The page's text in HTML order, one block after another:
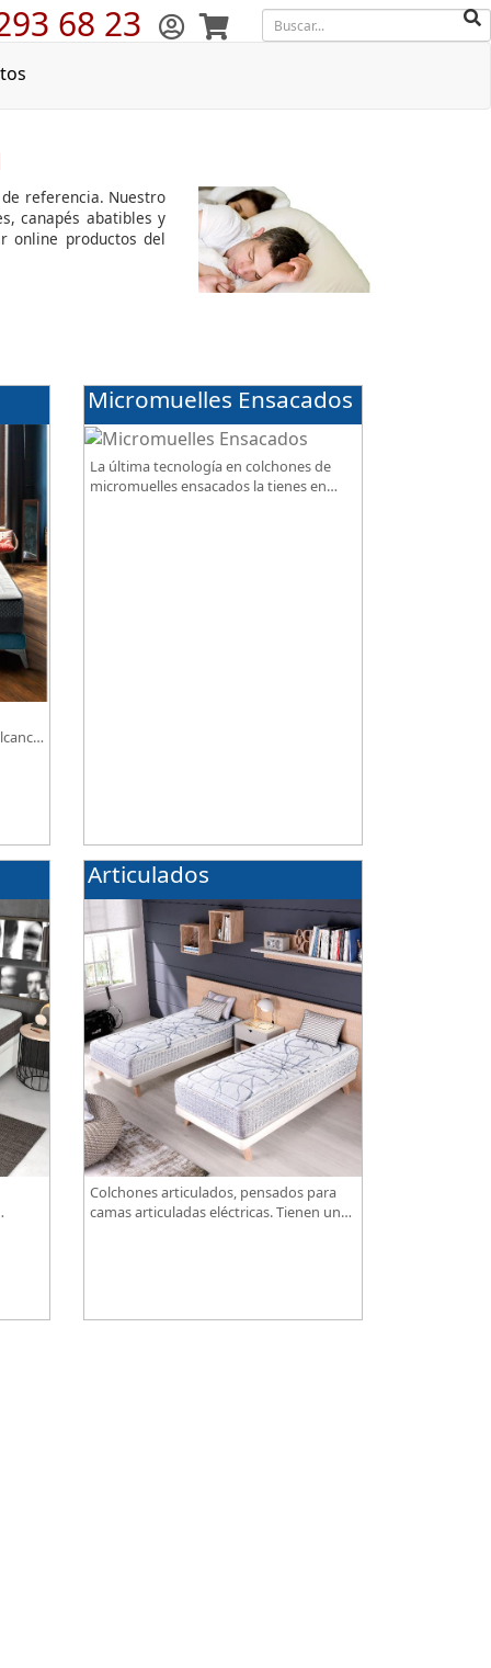
68 23
referencia. Nuestro
canapés abatibles y
online productos del
Micromuelles Ensacados
La última tecnología en colchones de
micromuelles ensacados la tienes en
Articulados
Colchones articulados, pensados para
camas articuladas eléctricas. Tienen un